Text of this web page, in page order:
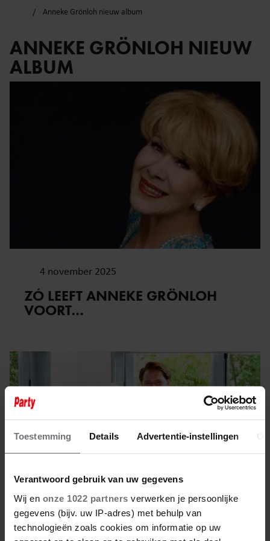
Toestemming Details Advertentie-instellingen
Verantwoord gebruik van uw gegevens
Wij en onze 1022 partners verwerken je persoonlijke
gegevens (bijv. uw IP-adres) met behulp van
technologieën zoals cookies om informatie op uw
Anneke Grönloh nieuw album
ANNEKE GRÖNLOH NIEUW
ALBUM
4 november 2025
ZÓ LEEFT ANNEKE GRÖNLOH
VOORT…